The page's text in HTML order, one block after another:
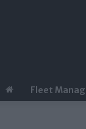
Fleet